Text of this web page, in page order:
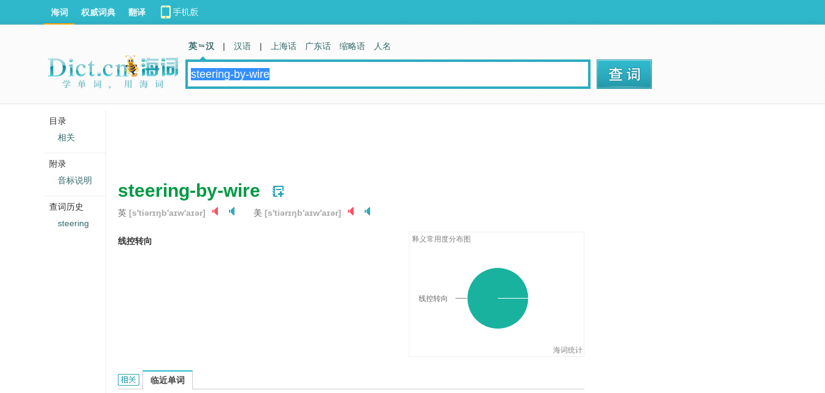
steering-by-wire
英 [s'tiərɪŋb'aɪw'aɪər] 美 [s'tiərɪŋb'aɪw'aɪər]
线控转向 释义常用度分布图
海词统计
线控转向
steering-by-wire的相关资料：
临近单词
海词 权威词典 翻译
英 汉 | 汉语 | 上海话 广东话 缩略语 人名
目录
相关
附录
音标说明
查词历史
steering